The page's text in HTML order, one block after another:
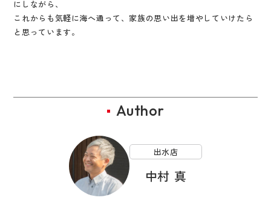
にしながら、
これからも気軽に海へ通って、家族の思い出を増やしていけたら
と思っています。
Author
出水店
中村 真